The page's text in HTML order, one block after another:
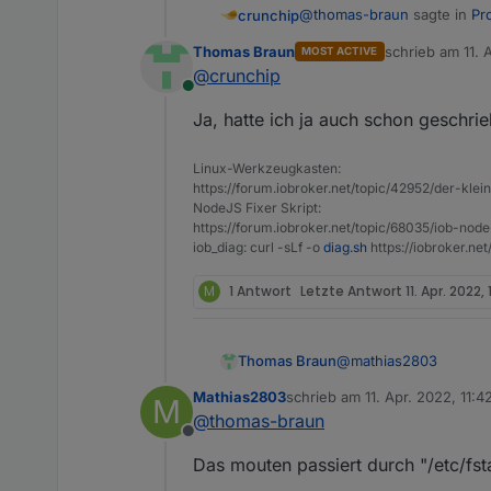
crunchip@thomas-braun sagte in
dev/sda does not
bedeutet doch eher, das
@Mathias2803
Online
Thomas Braun MOST ACTIVE schrieb am 11.
zuletzt editiert
@crunchip
Ja, hatte ich ja auch schon
Linux-Werkzeugkasten:
https://forum.iobroker.net/topic/42952/der-
NodeJS Fixer Skript:
https://forum.iobroker.net/topic/68035/iob-
iob_diag: curl -sLf -o diag.sh https://
M 1 Antwort Letzte Antwort 11. Apr. 2022,
Thomas Braun@mathias2803
Keine Ahnung. Mir ist
M
Offline
Mathias2803schrieb am 11. Apr. 2022, 11:42
zuletzt editiert von
@thomas-braun
Das mouten passiert durch "/etc/